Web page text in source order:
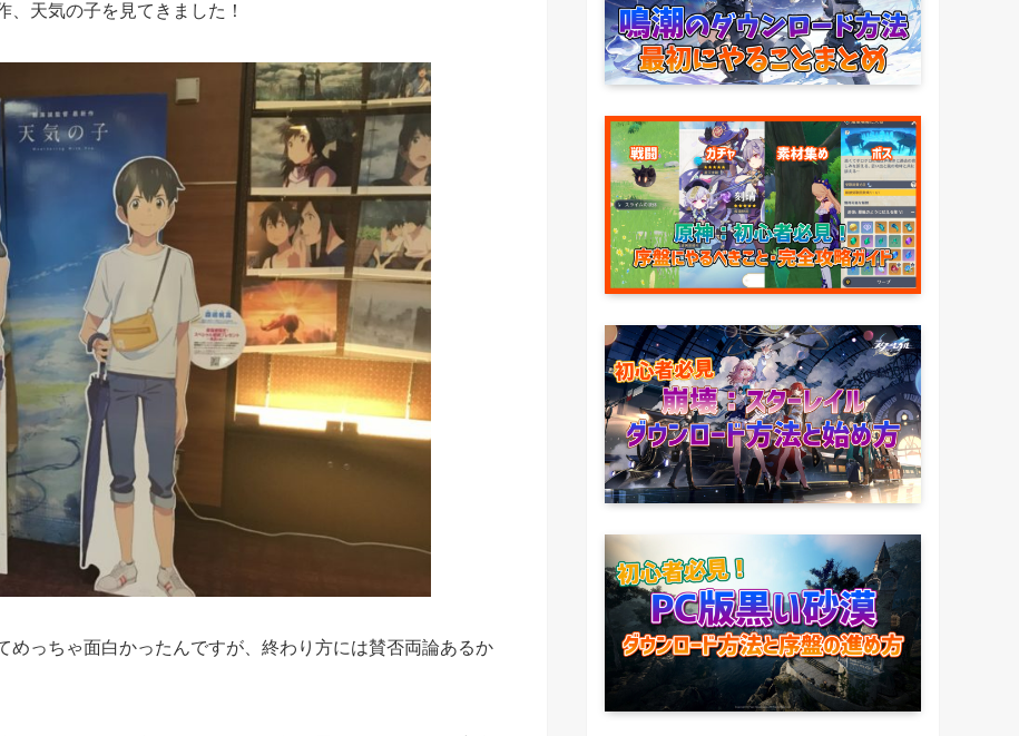
天気の子を見てきました！
めっちゃ面白かったんですが、終わり方には賛否両論あるか